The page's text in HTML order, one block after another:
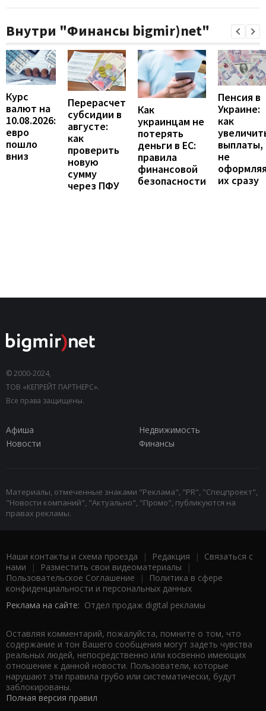
Внутри "Финансы bigmir)net"
Курс
валют на
10.08.2026:
евро
пошло
вниз
Перерасчет
субсидии в
августе:
как
проверить
новую
сумму
через ПФУ
Как
украинцам не
потерять
деньги в ЕС:
правила
финансовой
безопасности
Пенсия в
Украине:
как
выплаты,
не
их сразу
© 2000-2024,
ТОВ «КЕПРЕЙТ ПАРТНЕРС».
Все права защищены.
Афиша
Недвижимость
Новости
Финансы
Материалы, отмеченные знаками "Реклама", "PR", "Спецпроект",
"Новости компаний", "Актуально", "Промо", публикуются на
правах рекламы.
Наши контакты и схема проезда | Редакция | Связаться с
нами | Разместить свои видеоматериалы |
Пользовательское Соглашение |
Политика в сфере
конфиденциальности и персональных данных
Реклама на сайте: Отдел продаж digital рекламы
Оставляя комментарий, пожалуйста, помните о том, что
содержание и тон Вашего сообщения могут задеть чувства
реальных людей, непосредственно или косвенно имеющих
отношение к данной новости. Пользователи, которые
нарушают эти правила грубо или систематически, будут
заблокированы.
Полная версия правил